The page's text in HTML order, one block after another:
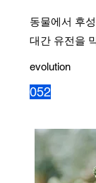
동물에서 후
대간 유전을
evolution
052